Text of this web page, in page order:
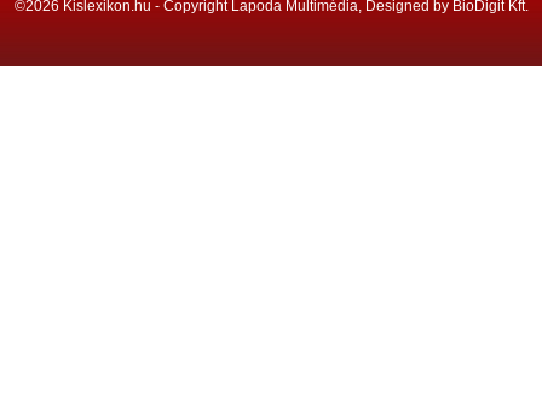
©2026 Kislexikon.hu - Copyright Lapoda Multimédia, Designed by BioDigit Kft.